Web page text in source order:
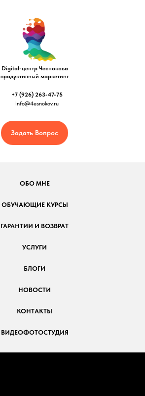
Digital-центр Чеснокова
продуктивный маркетинг
+7 (926) 263-47-75
info@4esnokov.ru
Задать Вопрос
ОБО МНЕ
ОБУЧАЮЩИЕ КУРСЫ
ГАРАНТИИ И ВОЗВРАТ
УСЛУГИ
БЛОГИ
НОВОСТИ
КОНТАКТЫ
ВИДЕОФОТОСТУДИЯ